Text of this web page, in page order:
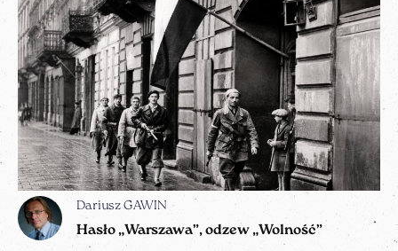
Dariusz GAWIN
Hasło „Warszawa”, odzew „Wolność”